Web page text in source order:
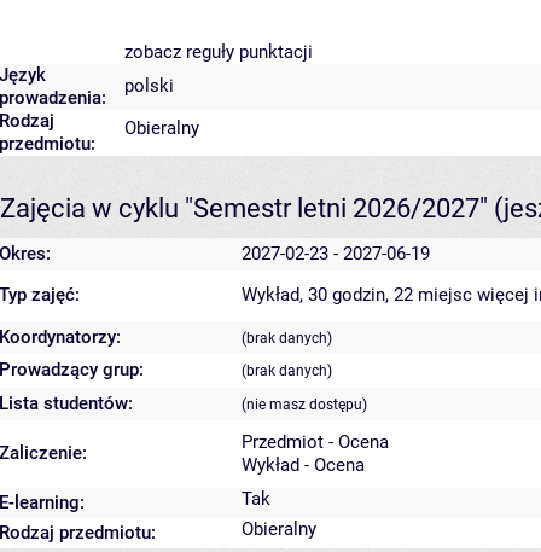
zobacz reguły punktacji
Język
prowadzenia:
polski
Rodzaj
przedmiotu:
Obieralny
Zajęcia w cyklu "Semestr letni 2026/2027"
Okres:
2027-02-23 - 2027-06-19
Typ zajęć:
Wykład, 30 godzin, 22 miejsc więcej
Koordynatorzy:
(brak danych)
Prowadzący grup: (brak danych)
Lista studentów: (nie masz dostępu)
Zaliczenie:
Przedmiot - Ocena
Wykład - Ocena
E-learning:
Tak
Rodzaj przedmiotu:
Obieralny